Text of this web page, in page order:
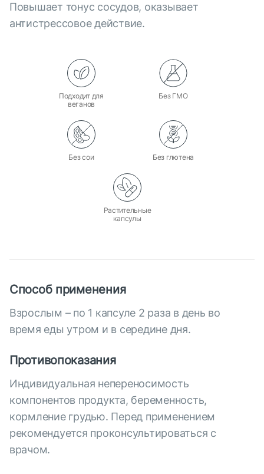
Повышает тонус сосудов, оказывает
антистрессовое действие.
Подходит для
веганов
Без ГМО
Без сои Без глютена
Растительные
капсулы
Способ применения
Взрослым – по 1 капсуле 2 раза в день во
время еды утром и в середине дня.
Противопоказания
Индивидуальная непереносимость
компонентов продукта, беременность,
кормление грудью. Перед применением
рекомендуется проконсультироваться с
врачом.